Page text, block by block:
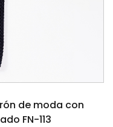
de moda con
FN-113